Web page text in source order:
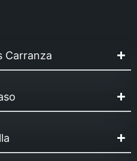
Carranza